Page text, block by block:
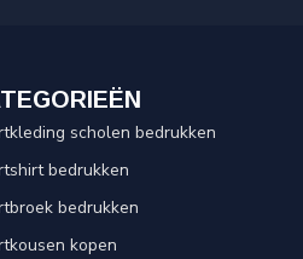
scholen bedrukken
bedrukken
bedrukken
kopen